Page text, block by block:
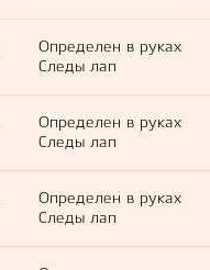
Определен в руках
Следы лап
Определен в руках
Следы лап
Определен в руках
Следы лап